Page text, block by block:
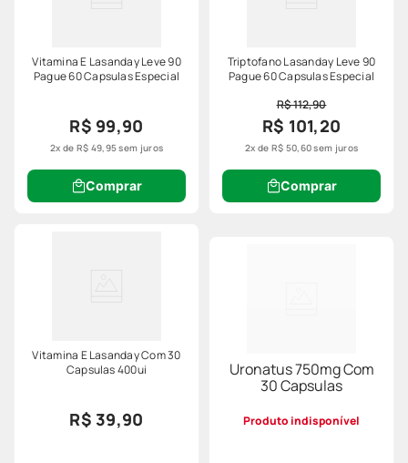
Vitamina E Lasanday Leve 90
Pague 60 Capsulas Especial
R$ 99,90
2x de R$ 49,95sem juros
Comprar
Triptofano Lasanday Leve 90
Pague 60 Capsulas Especial
R$ 112,90
R$ 101,20
2x de R$ 50,60sem juros
Comprar
Vitamina E Lasanday Com 30
Capsulas 400ui
R$ 39,90
Uronatus 750mg Com
30 Capsulas
Produto indisponível